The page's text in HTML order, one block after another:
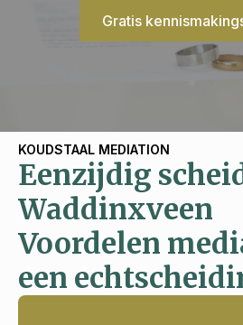
Gratis
KOUDSTAAL MEDIATION
Eenzijdig
Waddinxveen
Voordelen
een